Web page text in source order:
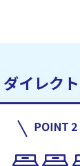
ダイレク